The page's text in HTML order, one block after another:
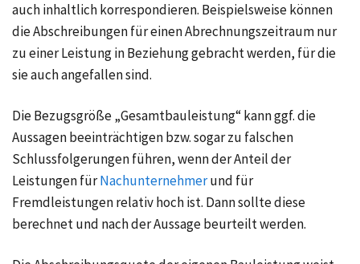
auch inhaltlich korrespondieren. Beispielsweise können
die Abschreibungen für einen Abrechnungszeitraum nur
zu einer Leistung in Beziehung gebracht werden, für die
sie auch angefallen sind.
Die Bezugsgröße „Gesamtbauleistung“ kann ggf. die
Aussagen beeinträchtigen bzw. sogar zu falschen
Schlussfolgerungen führen, wenn der Anteil der
Leistungen fürNachunternehmerund für
Fremdleistungen relativ hoch ist. Dann sollte diese
berechnet und nach der Aussage beurteilt werden.